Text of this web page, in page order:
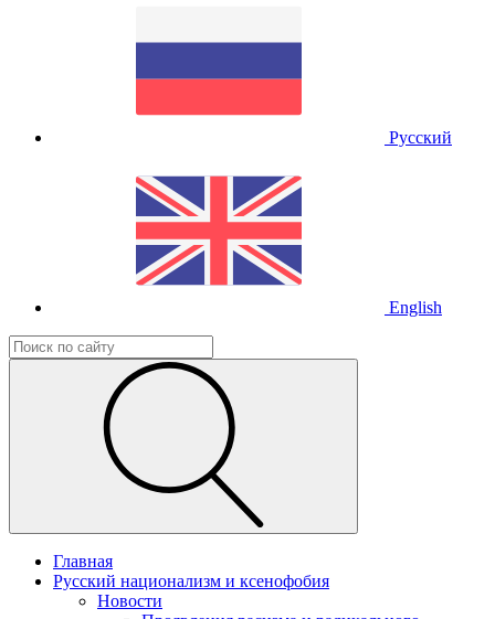
Русский
English
Главная
Русский национализм и ксенофобия
Новости